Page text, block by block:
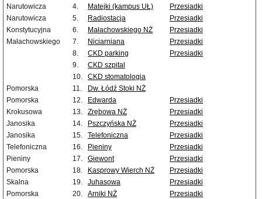
Narutowicza
4. Matejki (kampus UŁ)
Przesiadki
Narutowicza
5. Radiostacja
Przesiadki
Konstytucyjna
6. Małachowskiego NŻ
Przesiadki
Małachowskiego
7. Niciarniana
Przesiadki
8.
CKD parking
Przesiadki
9.
CKD szpital
10.
CKD stomatologia
Pomorska
11.
Dw. Łódź Stoki NŻ
Pomorska
12. Edwarda
Przesiadki
Krokusowa
13. Zrębowa NŻ
Przesiadki
Janosika
14. Pszczyńska NŻ
Przesiadki
Janosika
15. Telefoniczna
Przesiadki
Telefoniczna
16. Pieniny
Przesiadki
Pieniny
17. Giewont
Przesiadki
Pomorska
18. Kasprowy Wierch NŻ
Przesiadki
Skalna
19. Juhasowa
Przesiadki
Pomorska
20. Arniki NŻ
Przesiadki